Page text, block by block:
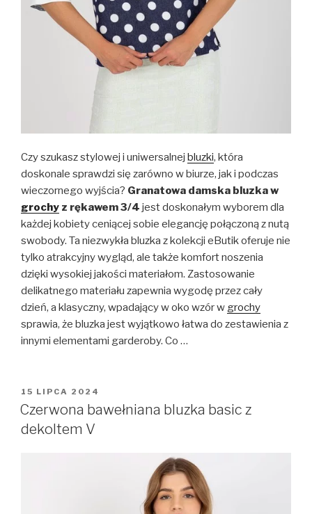
Czy szukasz stylowej i uniwersalnej bluzki, która
doskonale sprawdzi się zarówno w biurze, jak i podczas
wieczornego wyjścia? Granatowa damska bluzka w
grochy z rękawem 3/4 jest doskonałym wyborem dla
każdej kobiety ceniącej sobie elegancję połączoną z nutą
swobody. Ta niezwykła bluzka z kolekcji eButik oferuje nie
tylko atrakcyjny wygląd, ale także komfort noszenia
dzięki wysokiej jakości materiałom. Zastosowanie
delikatnego materiału zapewnia wygodę przez cały
dzień, a klasyczny, wpadający w oko wzór w grochy
sprawia, że bluzka jest wyjątkowo łatwa do zestawienia z
innymi elementami garderoby. Co …
OPUBLIKOWANE
W
15 LIPCA 2024
Czerwona bawełniana bluzka basic z
dekoltem V